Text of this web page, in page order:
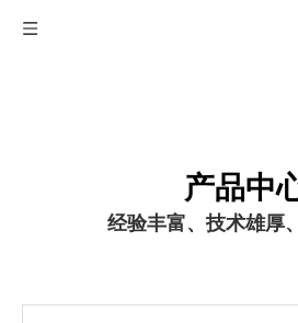
产品中
经验丰富、技术雄厚